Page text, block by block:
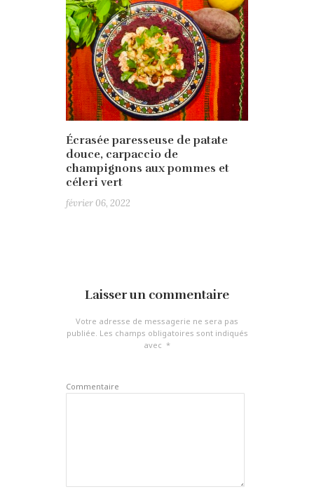
Écrasée paresseuse de patate
douce, carpaccio de
champignons aux pommes et
céleri vert
février 06, 2022
Laisser un commentaire
Votre adresse de messagerie ne sera pas
publiée. Les champs obligatoires sont indiqués
avec *
Commentaire